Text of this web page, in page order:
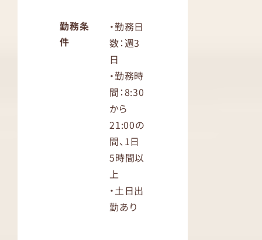
勤務条
件
・勤務日
数：週3
日
・勤務時
間：8:30
から
21:00の
間、1日
5時間以
上
・土日出
勤あり